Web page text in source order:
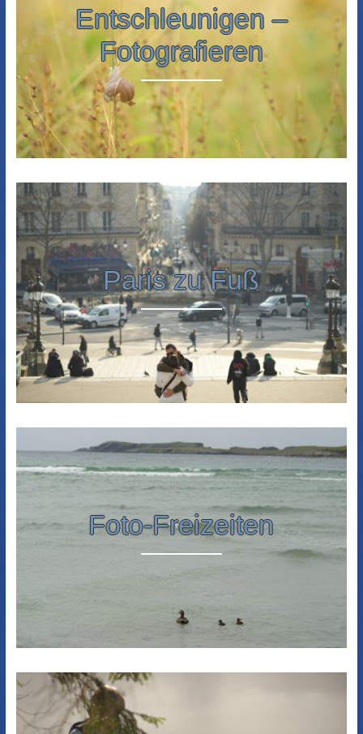
Entschleunigen –
Fotografieren
Paris zu Fuß
Foto-Freizeiten